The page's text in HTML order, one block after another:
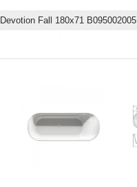
Fall 180х71 B095002005